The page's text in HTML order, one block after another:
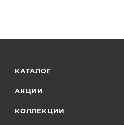
КАТАЛОГ
АКЦИИ
КОЛЛЕКЦИИ